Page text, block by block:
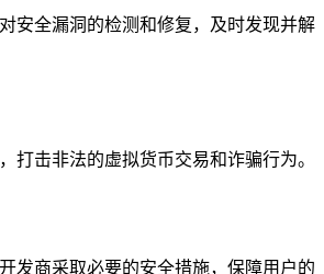
安全漏洞的检测和修复，及时发现并解
击非法的虚拟货币交易和诈骗行为。
发商采取必要的安全措施，保障用户的